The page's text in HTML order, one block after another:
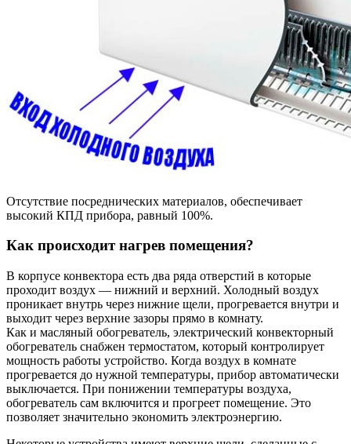
Отсутствие посреднических материалов, обеспечивает
высокий КПД прибора, равный 100%.
Как происходит нагрев помещения?
В корпусе конвектора есть два ряда отверстий в которые
проходит воздух — нижний и верхний. Холодный воздух
проникает внутрь через нижние щели, прогревается внутри и
выходит через верхние зазоры прямо в комнату.
Как и масляный обогреватель, электрический конвекторный
обогреватель снабжен термостатом, который контролирует
мощность работы устройство. Когда воздух в комнате
прогревается до нужной температуры, прибор автоматически
выключается. При понижении температуры воздуха,
обогреватель сам включится и прогреет помещение. Это
позволяет значительно экономить электроэнергию.